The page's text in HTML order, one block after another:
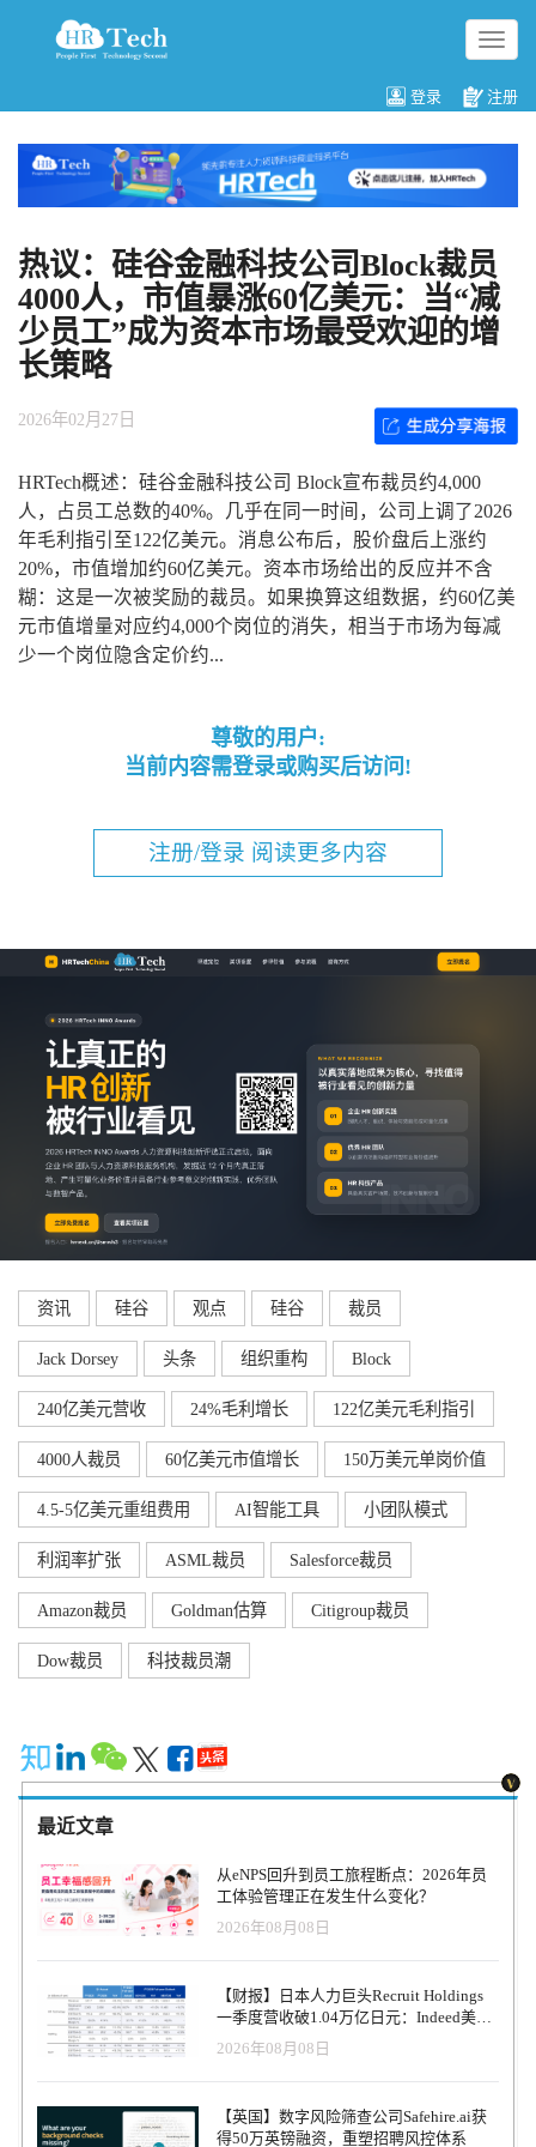
切
换
航
登录 注册
热议：硅谷金融科技公司Block裁员
4000人，市值暴涨60亿美元：当“减
少员工”成为资本市场最受欢迎的增
长策略
2026年02月27日
HRTech概述：硅谷金融科技公司 Block宣布裁员约4,000
人，占员工总数的40%。几乎在同一时间，公司上调了2026
年毛利指引至122亿美元。消息公布后，股价盘后上涨约
20%，市值增加约60亿美元。资本市场给出的反应并不含
糊：这是一次被奖励的裁员。如果换算这组数据，约60亿美
元市值增量对应约4,000个岗位的消失，相当于市场为每减
少一个岗位隐含定价约...
尊敬的用户:
当前内容需登录或购买后访问!
注册/登录 阅读更多内容
资讯 硅谷 观点 硅谷 裁员
Jack Dorsey 头条 组织重构 Block
240亿美元营收 24%毛利增长 122亿美元毛利指引
4000人裁员 60亿美元市值增长 150万美元单岗价值
4.5-5亿美元重组费用 AI智能工具 小团队模式
利润率扩张 ASML裁员 Salesforce裁员
Amazon裁员 Goldman估算 Citigroup裁员
Dow裁员 科技裁员潮
最近文章
从eNPS回升到员工旅程断点：2026年员
工体验管理正在发生什么变化？
2026年08月08日
【财报】日本人力巨头Recruit Holdings
一季度营收破1.04万亿日元：Indeed美国
收入逆势增长30%，AI招聘推动利润率升
至47.4%
2026年08月08日
【英国】数字风险筛查公司Safehire.ai获
得50万英镑融资，重塑招聘风控体系